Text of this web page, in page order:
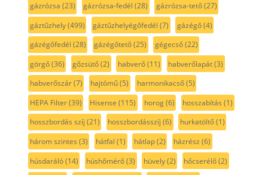
gázrózsa (23) gázrózsa-fedél (28) gázrózsa-tető(27)
gáztűzhely(499) gáztűzhelyégőfedél (7) gázégő(4)
gázégőfedél (28) gázégőtető(25) gégecső(22)
görgő(36) gőzsütő(2) habverő(11) habverőlapát(3)
habverőszár(7) hajtómű(5) harmonikacső(5)
HEPA Filter(39) Hisense (115) horog(6) hosszabítás (1)
hosszbordás szíj (21) hosszbordásszíj (6) hurkatöltő(1)
három szintes (3) hátfal (1) hátlap(2) házrész (6)
húsdaráló(14) húshőmérő(3) hüvely(2) hőcserélő(2)